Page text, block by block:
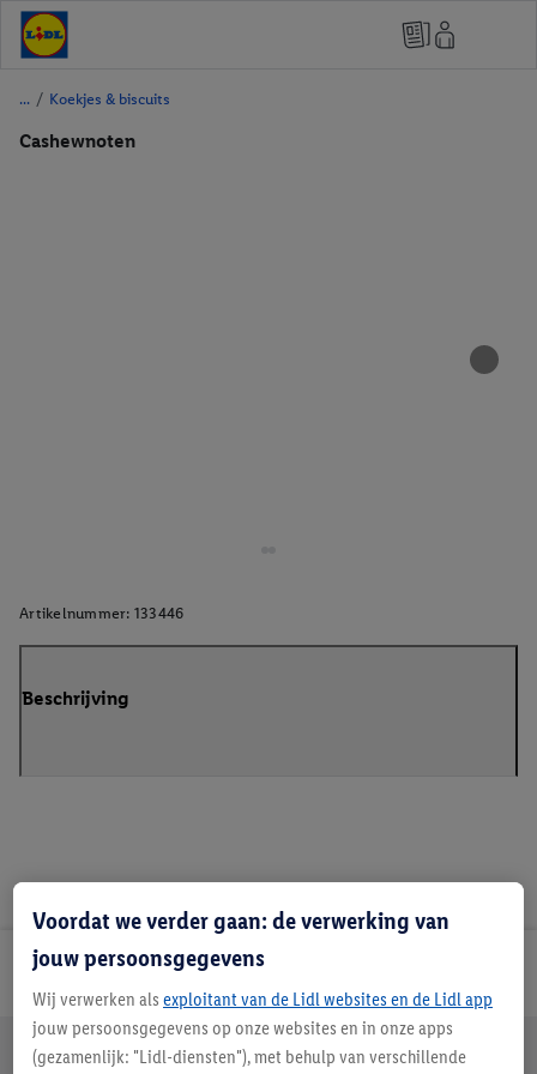
/ Koekjes & biscuits
Cashewnoten
Artikelnummer: 133446
Beschrijving
Lidl Nieuwsbrief
Jouw voordelen bij ons als Lidl webshop klant
Voordat we verder gaan: de verwerking van
jouw persoonsgegevens
Wij verwerken als exploitant van de Lidl websites en de Lidl app
jouw persoonsgegevens op onze websites en in onze apps
(gezamenlijk: "Lidl-diensten"), met behulp van verschillende